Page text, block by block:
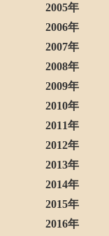
2005年
2006年
2007年
2008年
2009年
2010年
2011年
2012年
2013年
2014年
2015年
2016年